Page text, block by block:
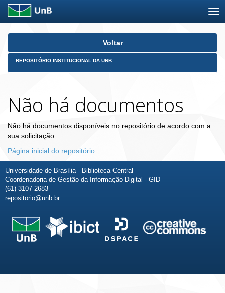
Skip
Voltar
REPOSITÓRIO INSTITUCIONAL DA UNB
Não há documentos
Não há documentos disponíveis no repositório de acordo com a
sua solicitação.
Página inicial do repositório
Universidade de Brasília - Biblioteca Central
Coordenadoria de Gestão da Informação Digital - GID
(61) 3107-2683
repositorio@unb.br